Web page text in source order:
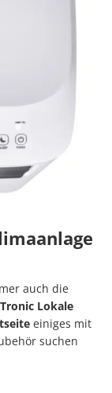
auch die
Tronic Lokale
einiges mit
suchen